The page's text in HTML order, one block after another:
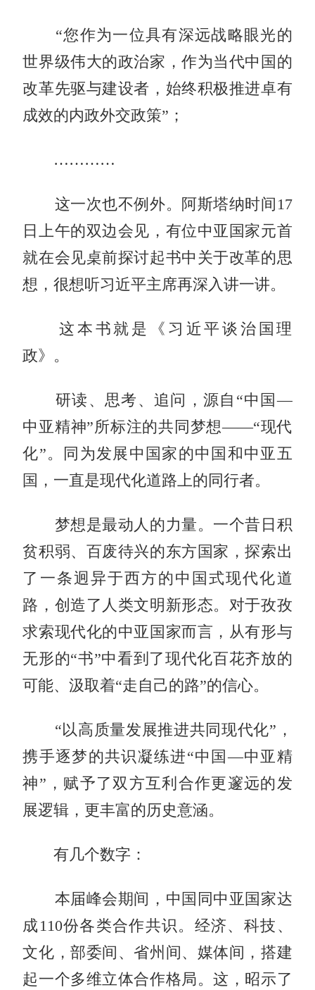
“您作为一位具有深远战略眼光的
世界级伟大的政治家，作为当代中国的
改革先驱与建设者，始终积极推进卓有
成效的内政外交政策”；
…………
这一次也不例外。阿斯塔纳时间17
日上午的双边会见，有位中亚国家元首
就在会见桌前探讨起书中关于改革的思
想，很想听习近平主席再深入讲一讲。
这本书就是《习近平谈治国理
政》。
研读、思考、追问，源自“中国—
中亚精神”所标注的共同梦想——“现代
化”。同为发展中国家的中国和中亚五
国，一直是现代化道路上的同行者。
梦想是最动人的力量。一个昔日积
贫积弱、百废待兴的东方国家，探索出
了一条迥异于西方的中国式现代化道
路，创造了人类文明新形态。对于孜孜
求索现代化的中亚国家而言，从有形与
无形的“书”中看到了现代化百花齐放的
可能、汲取着“走自己的路”的信心。
“以高质量发展推进共同现代化”，
携手逐梦的共识凝练进“中国—中亚精
神”，赋予了双方互利合作更邃远的发
展逻辑，更丰富的历史意涵。
有几个数字：
本届峰会期间，中国同中亚国家达
成110份各类合作共识。经济、科技、
文化，部委间、省州间、媒体间，搭建
起一个多维立体合作格局。这，昭示了